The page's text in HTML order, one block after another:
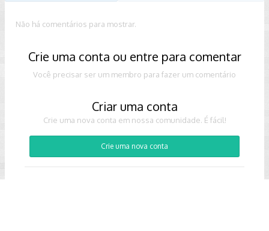
Não há comentários para mostrar.
Crie uma conta ou entre para comentar
Você precisar ser um membro para fazer um comentário
Criar uma conta
Crie uma nova conta em nossa comunidade. É fácil!
Crie uma nova conta